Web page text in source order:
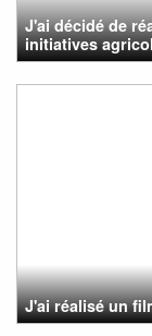
J'ai décidé de
initiatives
J'ai réalisé un